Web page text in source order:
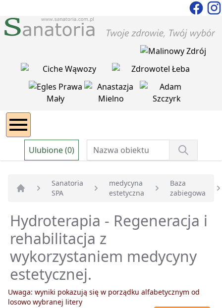
Ulubione (0)
Strona główna
Sanatoria
SPA
medycyna
estetyczna
Baza
zabiegowa
Hydroterapia - Regeneracja i
rehabilitacja z
wykorzystaniem medycyny
estetycznej.
Uwaga: wyniki pokazują się w porządku alfabetycznym od
losowo wybranej litery